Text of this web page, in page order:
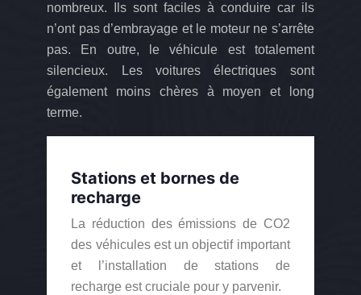
nombreux. Ils sont faciles à conduire car ils
n’ont pas d’embrayage et le moteur ne s’arrête
pas. En outre, le véhicule est totalement
silencieux. Les voitures électriques sont
également moins chères à moyen et long
terme.
Stations et bornes de
recharge
La réduction des émissions de CO2
des véhicules est un objectif important
et l’installation de stations de
recharge est cruciale pour y parvenir.